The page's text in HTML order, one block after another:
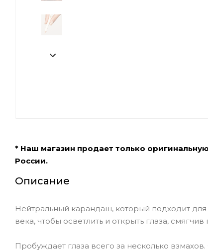
* Наш магазин продает только
России.
Описание
Нейтральный карандаш, который подходит
века, чтобы осветлить и открыть глаза,
Пробуждает глаза всего за несколько